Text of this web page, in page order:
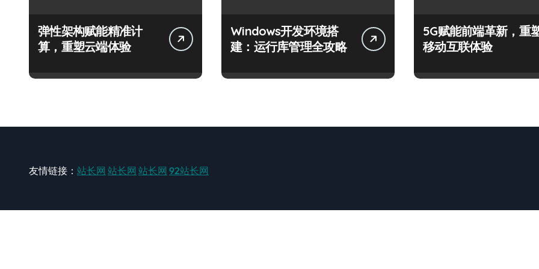
弹性架构赋能精准计
算，重塑云端体验
Windows开发环境搭
建：运行库管理全攻略
5G赋能前端革新，重
移动互联体验
友情链接： 站长网 站长网 站长网 92站长网